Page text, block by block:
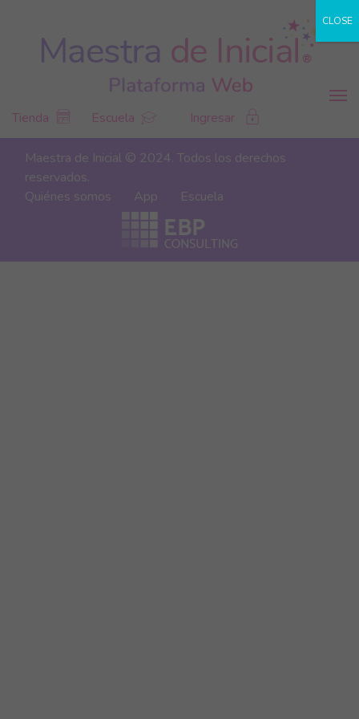
Tienda Escuela Ingresar
CLOSE
Maestra de Inicial © 2024. Todos los derechos
reservados.
Quiénes somos
App Escuela